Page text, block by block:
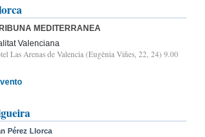
MEDITERRANEA
Valenciana
Las Arenas de Valencia (Eugènia Viñes, 22, 24) 9.00
Pérez Llorca